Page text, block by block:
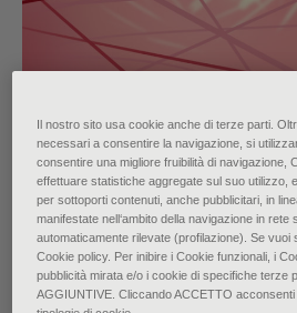
Le masse dei
valutazione e
di
Dr. Suraj Achar, Dr. Jarrod
Il nostro sito usa cookie anche di terze parti.
necessari a consentire la navigazione, si
consentire una migliore fruibilità di navigazione,
effettuare statistiche aggregate sul suo utilizzo,
per sottoporti contenuti, anche pubblicitari, in
manifestate nell‘ambito della navigazione in
automaticamente rilevate (profilazione). Se vuoi
Cookie policy. Per inibire i Cookie funzionali, i
pubblicità mirata e/o i cookie di specifiche terze
AGGIUNTIVE. Cliccando ACCETTO acconsenti